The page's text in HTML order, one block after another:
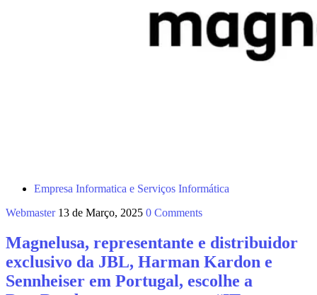
Empresa Informatica e Serviços Informática
Webmaster 13 de Março, 2025 0 Comments
Magnelusa, representante e distribuidor
exclusivo da JBL, Harman Kardon e
Sennheiser em Portugal, escolhe a